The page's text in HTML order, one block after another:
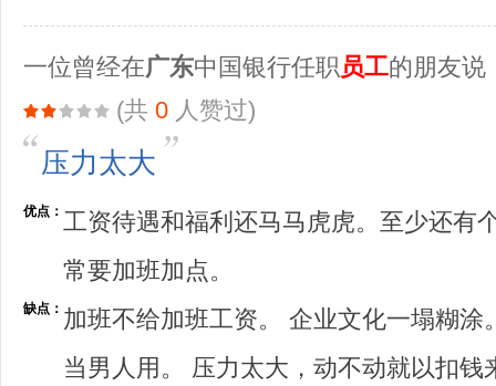
一位曾经在广东中国银行任职 员工的朋友说
(共 0 人赞过)
压力太大
优点： 工资待遇和福利还马马虎虎。至少还有
常要加班加点。
缺点： 加班不给加班工资。 企业文化一塌糊
当男人用。 压力太大，动不动就以扣钱